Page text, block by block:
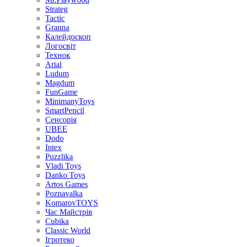
Strateg
Tactic
Granna
Калейдоскоп
Логосвіт
Технок
Arial
Ludum
Magdum
FunGame
MinimanyToys
SmartPencil
Сенсорія
UBEE
Dodo
Intex
Puzzlika
Vladi Toys
Danko Toys
Artos Games
Poznavalka
KomarovTOYS
Час Майстрів
Cubika
Classic World
Ігротеко